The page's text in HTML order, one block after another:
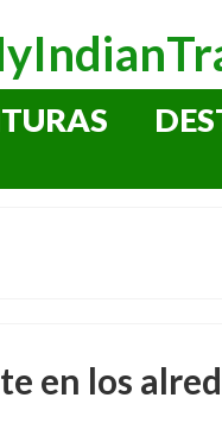
en los